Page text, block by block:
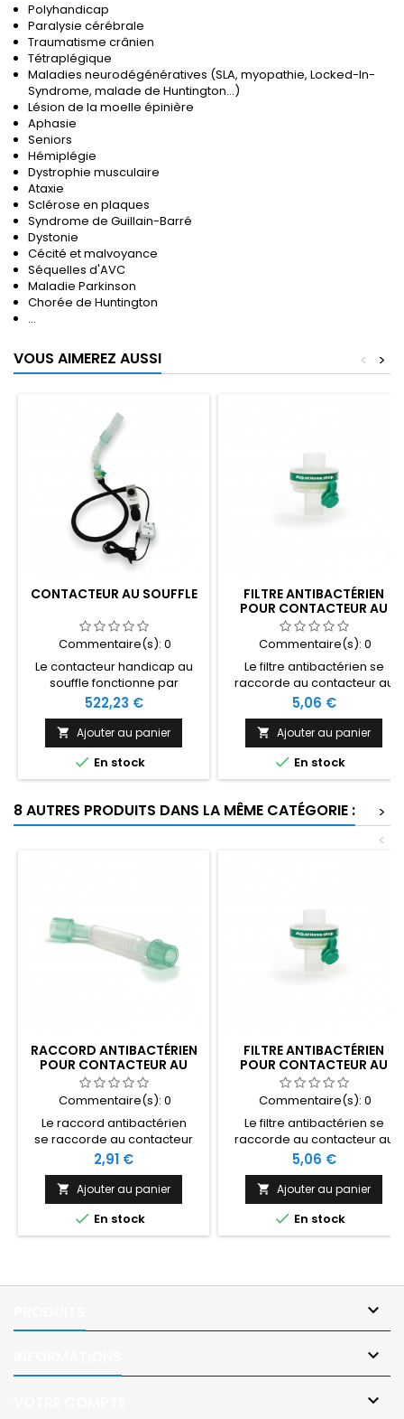
Polyhandicap
Paralysie cérébrale
Traumatisme crânien
Tétraplégique
Maladies neurodégénératives (SLA, myopathie, Locked-In-
Syndrome, malade de Huntington...)
Lésion de la moelle épinière
Aphasie
Seniors
Hémiplégie
Dystrophie musculaire
Ataxie
Sclérose en plaques
Syndrome de Guillain-Barré
Dystonie
Cécité et malvoyance
Séquelles d'AVC
Maladie Parkinson
Chorée de Huntington
...
VOUS AIMEREZ AUSSI >
<
CONTACTEUR AU SOUFFLE
Commentaire(s): 0
Le contacteur handicap au
souffle fonctionne par
inspiration ou expiration, la
force d'activation est
réglable. Différents types
d'embouts peuvent être
utilisés pour l'activation. Le
contacteur permet de piloter
Prix
522,23 €
 Ajouter au panier
 En stock
FILTRE ANTIBACTÉRIEN
POUR CONTACTEUR AU
SOUFFLE
Commentaire(s): 0
Le filtre antibactérien se
raccorde au contacteur au
souffle au niveau de l'embout
sur le flexible.
Prix
5,06 €
 Ajouter au panier
 En stock
8 AUTRES PRODUITS DANS LA MÊME CATÉGORIE :
>
<
RACCORD ANTIBACTÉRIEN
POUR CONTACTEUR AU
SOUFFLE
Commentaire(s): 0
Le raccord antibactérien
se raccorde au contacteur
handicap au souffle au
niveau du filtre antibactérien.
Prix
2,91 €
 Ajouter au panier
 En stock
FILTRE ANTIBACTÉRIEN
POUR CONTACTEUR AU
SOUFFLE
Commentaire(s): 0
Le filtre antibactérien se
raccorde au contacteur au
souffle au niveau de l'embout
sur le flexible.
Prix
5,06 €
 Ajouter au panier
 En stock


